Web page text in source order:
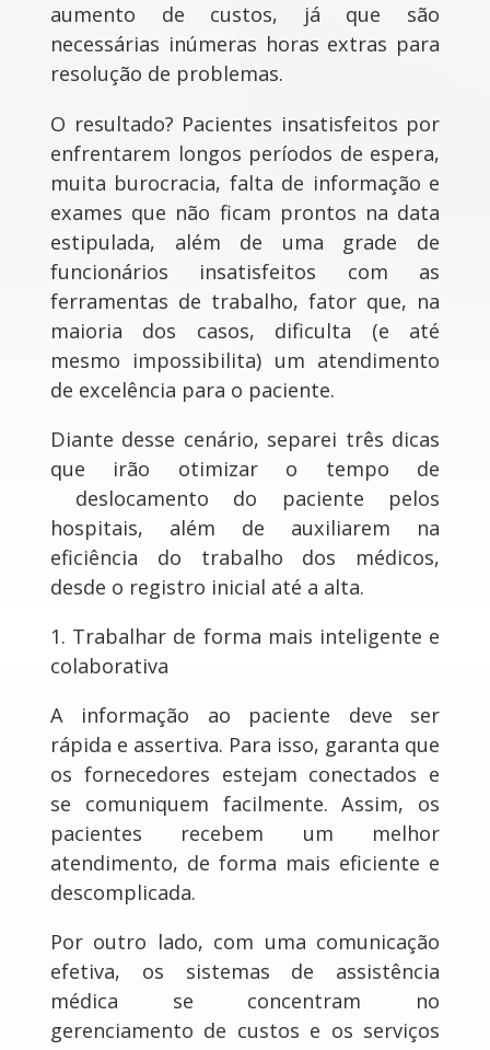
aumento de custos, já que são
necessárias inúmeras horas extras para
resolução de problemas.
O resultado? Pacientes insatisfeitos por
enfrentarem longos períodos de espera,
muita burocracia, falta de informação e
exames que não ficam prontos na data
estipulada, além de uma grade de
funcionários insatisfeitos com as
ferramentas de trabalho, fator que, na
maioria dos casos, dificulta (e até
mesmo impossibilita) um atendimento
de excelência para o paciente.
Diante desse cenário, separei três dicas
que irão otimizar o tempo de
deslocamento do paciente pelos
hospitais, além de auxiliarem na
eficiência do trabalho dos médicos,
desde o registro inicial até a alta.
1. Trabalhar de forma mais inteligente e
colaborativa
A informação ao paciente deve ser
rápida e assertiva. Para isso, garanta que
os fornecedores estejam conectados e
se comuniquem facilmente. Assim, os
pacientes recebem um melhor
atendimento, de forma mais eficiente e
descomplicada.
Por outro lado, com uma comunicação
efetiva, os sistemas de assistência
médica se concentram no
gerenciamento de custos e os serviços